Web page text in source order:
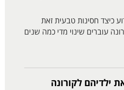
כיצד חסינות טבעית זאת
עוברים שינוי מדי כמה שנים
ילדיהם לקורונה